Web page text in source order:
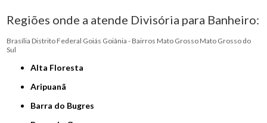
Regiões onde a atende Divisória para Banheiro:
Brasília Distrito Federal Goiás Goiânia - Bairros Mato Grosso Mato Grosso do
Sul
Alta Floresta
Aripuanã
Barra do Bugres